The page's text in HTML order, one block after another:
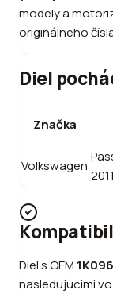
modely a
originálneho
Diel
Značka
Volkswagen
2011
Diel s OEM
nasledujúcimi